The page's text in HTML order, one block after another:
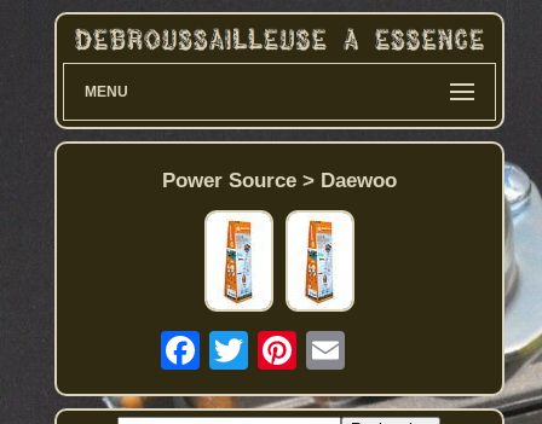
MENU
Power Source > Daewoo